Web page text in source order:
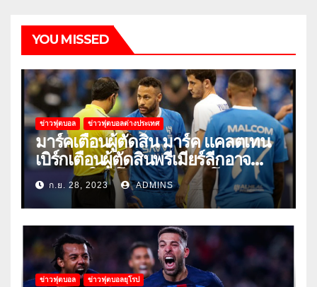
YOU MISSED
ข่าวฟุตบอล ข่าวฟุตบอลต่างประเทศ
มาร์คเตือนผู้ตัดสิน มาร์ค แคลตเทน
เบิร์กเตือนผู้ตัดสินพรีเมียร์ลีกอาจ
‘ยอมแพ้ในยูโรหรือฟุตบอลโลก’
ก.ย. 28, 2023 ADMINS
ข่าวฟุตบอล ข่าวฟุตบอลยุโรป